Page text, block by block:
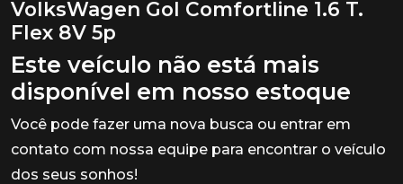
VolksWagen Gol Comfortline 1.6 T.
Flex 8V 5p
Este veículo não está mais
disponível em nosso estoque
Você pode fazer uma nova busca ou entrar em
contato com nossa equipe para encontrar o veículo
dos seus sonhos!